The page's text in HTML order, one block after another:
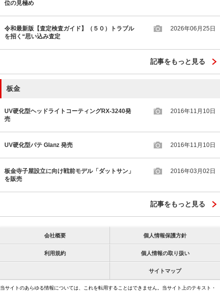
位の見極め
令和最新版【査定検査ガイド】（５０）トラブル
を招く“思い込み査定
2026年06月25日
記事をもっと見る
板金
UV硬化型ヘッドライトコーティングRX-3240発
売
2016年11月10日
UV硬化型パテ Glanz 発売 2016年11月10日
板金寺子屋設立に向け戦前モデル「ダットサン」
を販売
2016年03月02日
記事をもっと見る
会社概要 個人情報保護方針
利用規約 個人情報の取り扱い
サイトマップ
当サイトのあらゆる情報については、これを転用することはできません。当サイト上のテキスト・